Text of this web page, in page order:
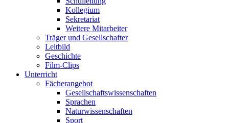
Kollegium
Sekretariat
Weitere Mitarbeiter
Träger und Gesellschafter
Leitbild
Geschichte
Film-Clips
Unterricht
Fächerangebot
Gesellschaftswissenschaften
Sprachen
Naturwissenschaften
Sport